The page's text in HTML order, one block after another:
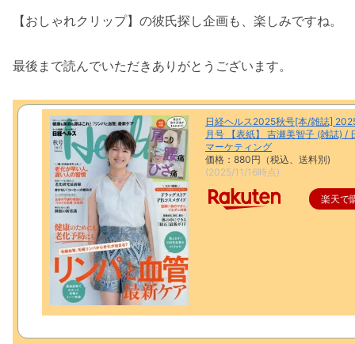
【おしゃれクリップ】の彼氏探し企画も、楽しみですね。
最後まで読んでいただきありがとうございます。
日経ヘルス2025秋号[本/雑誌]
月号 【表紙】 吉瀬美智子 (雑誌) /
マーケティング
価格：880円（税込、送料別)
(2025/11/16時点)
楽天で